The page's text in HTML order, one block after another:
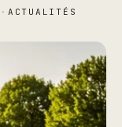
· ACTUALITÉS